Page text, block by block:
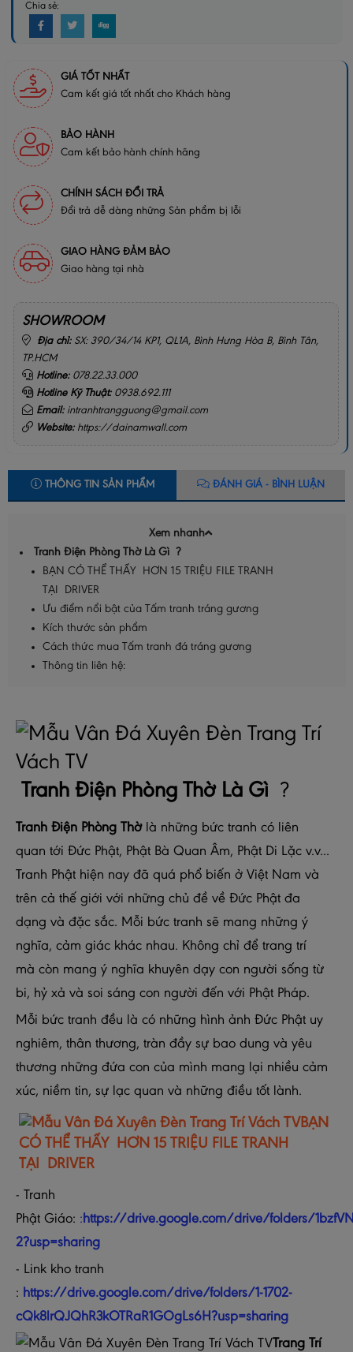
Chia sẻ:
GIÁ TỐT NHẤT
Cam kết giá tốt nhất cho Khách hàng
BẢO HÀNH
Cam kết bảo hành chính hãng
CHÍNH SÁCH ĐỔI TRẢ
Đổi trả dễ dàng những Sản phẩm bị lỗi
GIAO HÀNG ĐẢM BẢO
Giao hàng tại nhà
SHOWROOM
Địa chỉ: SX: 390/34/14 KP1, QL1A, Bình Hưng Hòa B, Bình Tân,
TP.HCM
Hotline: 078.22.33.000
Hotline Kỹ Thuật: 0938.692.111
Email: intranhtrangguong@gmail.com
Website:https://dainamwall.com
THÔNG TIN SẢN PHẨM ĐÁNH GIÁ - BÌNH LUẬN
Xem nhanh
Tranh Điện Phòng Thờ Là Gì ?
BẠN CÓ THỂ THẤY HƠN 15 TRIỆU FILE TRANH
TẠI DRIVER
Ưu điểm nổi bật của Tấm tranh tráng gương
Kích thước sản phẩm
Cách thức mua Tấm tranh đá tráng gương
Thông tin liên hệ:
Tranh Điện Phòng Thờ Là Gì ?
Tranh Điện Phòng Thờlà những bức tranh có liên
quan tới Đức Phật, Phật Bà Quan Âm, Phật Di Lặc v.v...
Tranh Phật hiện nay đã quá phổ biến ở Việt Nam và
trên cả thế giới với những chủ đề về Đức Phật đa
dạng và đặc sắc. Mỗi bức tranh sẽ mang những ý
nghĩa, cảm giác khác nhau. Không chỉ để trang trí
mà còn mang ý nghĩa khuyên dạy con người sống từ
bi, hỷ xả và soi sáng con người đến với Phật Pháp.
Mỗi bức tranh đều là có những hình ảnh Đức Phật uy
nghiêm, thân thương, tràn đầy sự bao dung và yêu
thương những đứa con của mình mang lại nhiều cảm
xúc, niềm tin, sự lạc quan và những điều tốt lành.
BẠN
CÓ THỂ THẤY HƠN 15 TRIỆU FILE TRANH
TẠI DRIVER
- Tranh
Phật Giáo: :https://drive.google.com/drive/folders/
2?usp=sharing
- Link kho tranh
: https://drive.google.com/drive/folders/1-1702-
cQk8lrQJQhR3kOTRaR1GOgLs6H?usp=sharing
Trang Trí